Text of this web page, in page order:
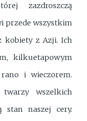
zazdroszczą
przede wszystkim
kobiety z Azji. Ich
kilkuetapowym
rano i wieczorem.
wszelkich
stan naszej cery.